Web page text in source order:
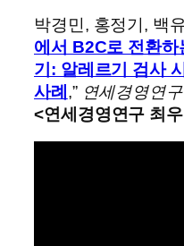
박경민, 홍정기, 백
에서 B2C로 전환
기: 알레르기 검사
사례 ,” 연세경영연구
<연세경영연구 최